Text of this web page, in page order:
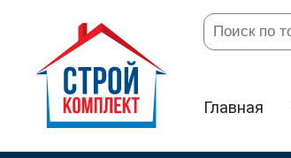
Главная